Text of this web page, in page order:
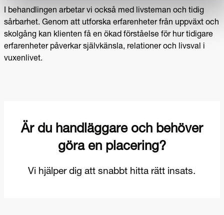
I behandlingen arbetar vi också med livsteman och tidig
sårbarhet. Genom att utforska erfarenheter från uppväxt och
skolgång kan klienten få en ökad förståelse för hur tidigare
erfarenheter påverkar självkänsla, relationer och livsval i
vuxenlivet.